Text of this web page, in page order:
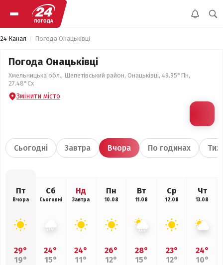
24 Канал Погода Онацьківці
Погода Онацьківці
Хмельницька обл., Шепетівський район, Онацьківці, 49.95°Пн,
27.48°Сх
Змінити місто
Сьогодні Завтра Вчора По годинах
Пт
Вчора
29°
19°
Сб
Сьогодні
24°
15°
Нд
Завтра
24°
11°
Пн
10.08
26°
12°
Вт
11.08
28°
15°
Ср
12.08
23°
12°
Чт
13.08
24°
10°